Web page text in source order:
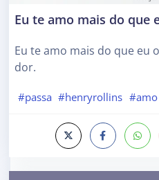
Eu te amo mais do que
Eu te amo mais do que eu
dor.
#passa #henryrollins #amo